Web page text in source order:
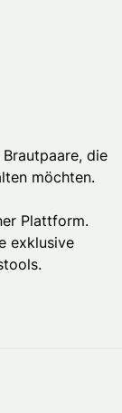
die
möchten.
Plattform.
exklusive